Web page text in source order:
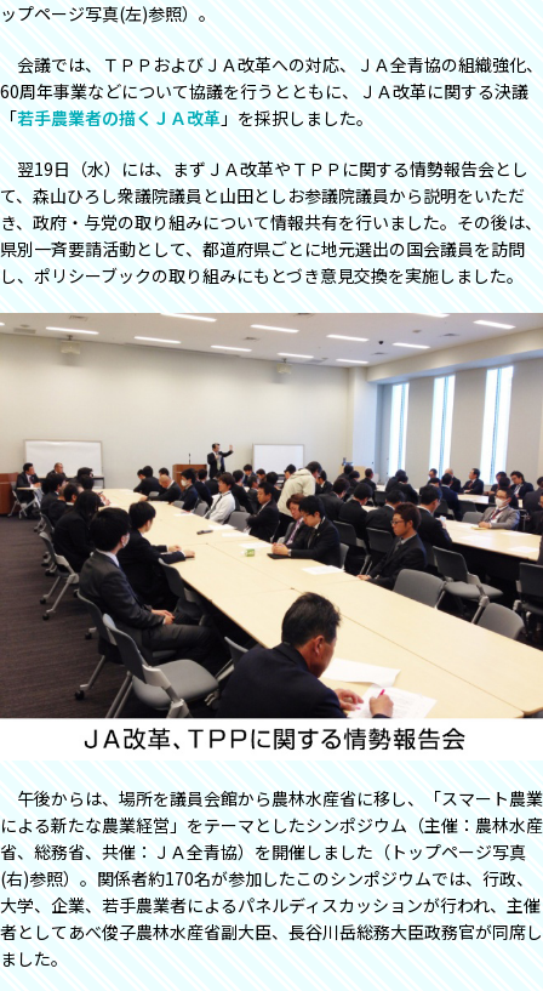
ップページ写真(左)参照）。
会議では、ＴＰＰおよびＪＡ改革への対応、ＪＡ全青協の組織強化、
60周年事業などについて協議を行うとともに、ＪＡ改革に関する決議
「若手農業者の描くＪＡ改革 」を採択しました。
翌19日（水）には、まずＪＡ改革やＴＰＰに関する情勢報告会とし
て、森山ひろし衆議院議員と山田としお参議院議員から説明をいただ
き、政府・与党の取り組みについて情報共有を行いました。その後は、
県別一斉要請活動として、都道府県ごとに地元選出の国会議員を訪問
し、ポリシーブックの取り組みにもとづき意見交換を実施しました。
午後からは、場所を議員会館から農林水産省に移し、「スマート農業
による新たな農業経営」をテーマとしたシンポジウム（主催：農林水産
省、総務省、共催：ＪＡ全青協）を開催しました（トップページ写真
(右)参照）。関係者約170名が参加したこのシンポジウムでは、行政、
大学、企業、若手農業者によるパネルディスカッションが行われ、主催
者としてあべ俊子農林水産省副大臣、長谷川岳総務大臣政務官が同席し
ました。